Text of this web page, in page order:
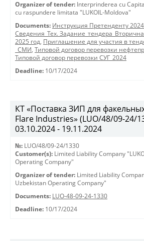
Organizer of tender: Interprinderea cu
cu raspundere limitata "LUKOIL-Moldova"
Documents: Инструкция Претенденту 2024
Сведения_Тех.
2025 год, Приглашение для участия в
_СМИ, Типовой договор перевозки
Типовой договор перевозки СУГ_2024
Deadline: 10/17/2024
КТ «Поставка ЗИП для
Flare Industries» (LUO/48/09-24/
03.10.2024 - 19.11.2024
№: LUO/48/09-24/1330
Customer(s): Limited Liability Company
Operating Company"
Organizer of tender: Limited Liability
Uzbekistan Operating Company"
Documents: LUO-48-09-24-1330
Deadline: 10/17/2024